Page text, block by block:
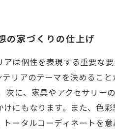
の家づくりの仕上げ
は個性を表現する重要な
リアのテーマを決めるこ
次に、家具やアクセサリー
にもなります。また、色
ータルコーディネートを